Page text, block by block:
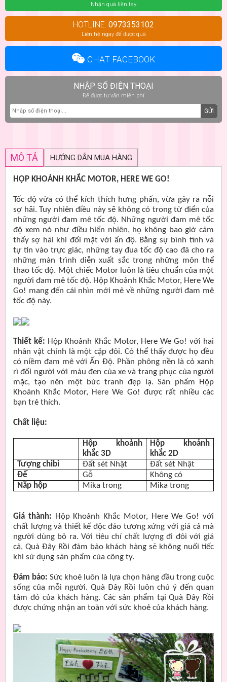
Nhận quà liền tay
HOTLINE: 0973353102
Liên hệ ngay để được quà
CHAT FACEBOOK
NHẬP SỐ ĐIỆN THOẠI
Để được tư vấn miễn phí
GỬI
MÔ TẢ HƯỚNG DẪN MUA HÀNG
HỘP KHOẢNH KHẮC MOTOR, HERE WE GO!
Tốc độ vừa có thể kích thích hưng phấn, vừa gây ra nỗi
sợ hãi. Tuy nhiên điều này sẽ không có trong từ điển của
những người đam mê tốc độ. Những người đam mê tốc
độ xem nó như điều hiển nhiên, họ không bao giờ cảm
thấy sợ hãi khi đối mặt với ấn độ. Bằng sự bình tĩnh và
tự tin vào trực giác, những tay đua tốc độ cao đã cho ra
những màn trình diễn xuất sắc trong những môn thể
thao tốc độ. Một chiếc Motor luôn là tiêu chuẩn của một
người đam mê tốc độ. Hộp Khoảnh Khắc Motor, Here We
Go! mang đến cái nhìn mới mẻ về những người đam mê
tốc độ này.
Thiết kế: Hộp Khoảnh Khắc Motor, Here We Go! với hai
nhân vật chính là một cặp đôi. Có thể thấy được họ đều
có niềm đam mê với Ấn Độ. Phần phông nền là cỏ xanh
rì đối người với màu đen của xe và trang phục của người
mặc, tạo nên một bức tranh đẹp lạ. Sản phẩm Hộp
Khoảnh Khắc Motor, Here We Go! được rất nhiều các
bạn trẻ thích.
Chất liệu:
Hộp khoảnh
khắc 3D
Hộp khoảnh
khắc 2D
Tượng chibi
Đất sét Nhật
Đất sét Nhật
Đế
Gỗ
Không có
Nắp hộp
Mika trong Mika trong
Giá thành: Hộp Khoảnh Khắc Motor, Here We Go! với
chất lượng và thiết kế độc đáo tương xứng với giá cả mà
người dùng bỏ ra. Với tiêu chí chất lượng đi đôi với giá
cả, Quà Đây Rồi đảm bảo khách hàng sẽ không nuối tiếc
khi sử dụng sản phẩm của công ty.
Đảm bảo: Sức khoẻ luôn là lựa chọn hàng đầu trong cuộc
sống của mỗi người. Quà Đây Rồi luôn chú ý đến quan
tâm đó của khách hàng. Các sản phẩm tại Quà Đây Rồi
được chứng nhận an toàn với sức khoẻ của khách hàng.